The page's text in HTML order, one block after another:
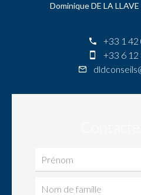
Dominique DE LA LLAVE
+33 1 42
+33 6 12